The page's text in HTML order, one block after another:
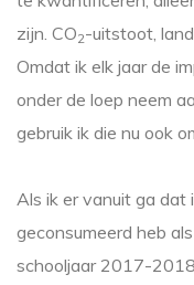
zijn. CO2-uitstoot,
Omdat ik elk jaar de
onder de loep neem
gebruik ik die nu ook
Als ik er vanuit ga
geconsumeerd heb
schooljaar 2017-